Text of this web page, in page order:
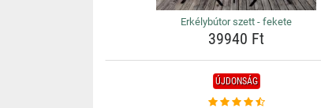
Erkélybútor szett - fekete
39940 Ft
ÚJDONSÁG